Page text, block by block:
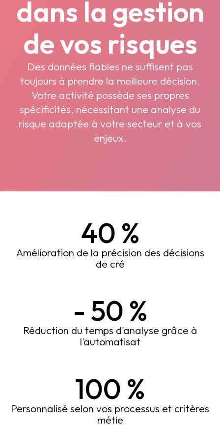
dans la gestion
de vos risques
Des données fiables ne suffisent pas
toujours à prendre la meilleure décision.
Votre activité possède ses propres
spécificités, nécessitant une analyse du
risque adaptée à votre secteur et à vos
enjeux.
40 %
Amélioration de la précision des décisions
de cré
- 50 %
Réduction du temps d'analyse grâce à
l'automatisat
100 %
Personnalisé selon vos processus et critères
métie